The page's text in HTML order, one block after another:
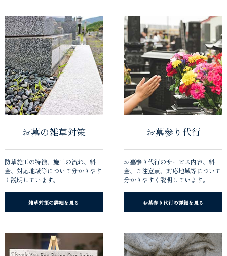
お墓の雑草対策
防草施工の特徴、施工の流れ、料
金、対応地域等について分かりやす
く説明しています。
雑草対策の詳細を見る
お墓参り代行
お墓参り代行のサービス内容、料
金、ご注意点、対応地域等について
分かりやすく説明しています。
お墓参り代行の詳細を見る